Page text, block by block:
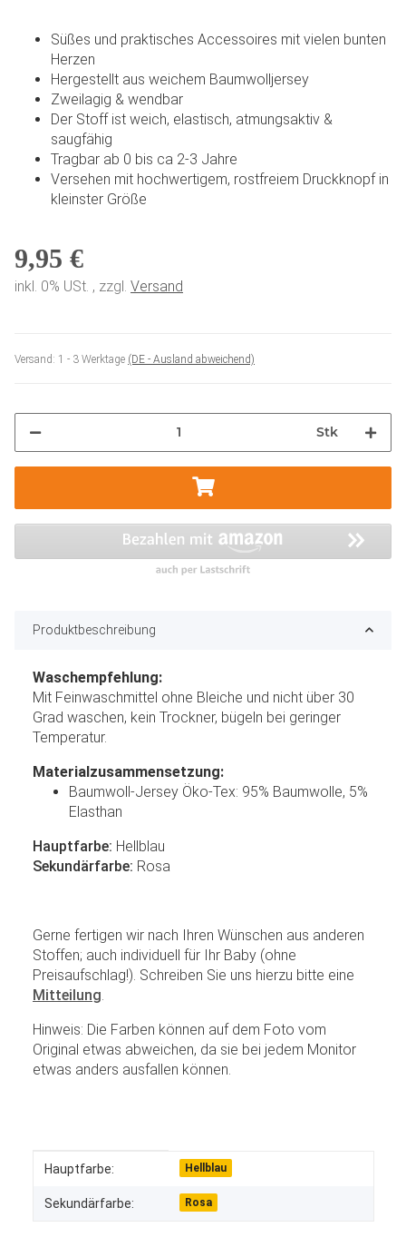
Süßes und praktisches Accessoires mit vielen bunten
Herzen
Hergestellt aus weichem Baumwolljersey
Zweilagig & wendbar
Der Stoff ist weich, elastisch, atmungsaktiv &
saugfähig
Tragbar ab 0 bis ca 2-3 Jahre
Versehen mit hochwertigem, rostfreiem Druckknopf in
kleinster Größe
9,95 €
inkl. 0% USt. , zzgl. Versand
Versand: 1 - 3 Werktage (DE - Ausland abweichend)
Stk
Produktbeschreibung
Waschempfehlung:
Mit Feinwaschmittel ohne Bleiche und nicht über 30
Grad waschen, kein Trockner, bügeln bei geringer
Temperatur.
Materialzusammensetzung:
Baumwoll-Jersey Öko-Tex: 95% Baumwolle, 5%
Elasthan
Hauptfarbe: Hellblau
Sekundärfarbe: Rosa
Gerne fertigen wir nach Ihren Wünschen aus anderen
Stoffen; auch individuell für Ihr Baby (ohne
Preisaufschlag!). Schreiben Sie uns hierzu bitte eine
Mitteilung
Hinweis: Die Farben können auf dem Foto vom
Original etwas abweichen, da sie bei jedem Monitor
etwas anders ausfallen können.
Produkteigenschaft
Wert
Hauptfarbe: Hellblau
Sekundärfarbe: Rosa